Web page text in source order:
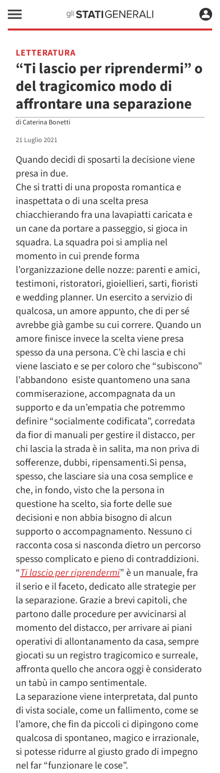
LETTERATURA
“Ti lascio per riprendermi” o
del tragicomico modo di
affrontare una separazione
diCaterina Bonetti
21 Luglio 2021
Quando decidi di sposarti la decisione viene
presa in due.
Che si tratti di una proposta romantica e
inaspettata o di una scelta presa
chiacchierando fra una lavapiatti caricata e
un cane da portare a passeggio, si gioca in
squadra. La squadra poi si amplia nel
momento in cui prende forma
l’organizzazione delle nozze: parenti e amici,
testimoni, ristoratori, gioiellieri, sarti, fioristi
e wedding planner. Un esercito a servizio di
qualcosa, un amore appunto, che di per sé
avrebbe già gambe su cui correre. Quando un
amore finisce invece la scelta viene presa
spesso da una persona. C’è chi lascia e chi
viene lasciato e se per coloro che “subiscono”
l’abbandono esiste quantomeno una sana
commiserazione, accompagnata da un
supporto e da un’empatia che potremmo
definire “socialmente codificata”, corredata
da fior di manuali per gestire il distacco, per
chi lascia la strada è in salita, ma non priva di
sofferenze, dubbi, ripensamenti.Si pensa,
spesso, che lasciare sia una cosa semplice e
che, in fondo, visto che la persona in
questione ha scelto, sia forte delle sue
decisioni e non abbia bisogno di alcun
supporto o accompagnamento. Nessuno ci
racconta cosa si nasconda dietro un percorso
spesso complicato e pieno di contraddizioni.
“Ti lascio per riprendermi” è un manuale, fra
il serio e il faceto, dedicato alle strategie per
la separazione. Grazie a brevi capitoli, che
partono dalle procedure per avvicinarsi al
momento del distacco, per arrivare ai piani
operativi di allontanamento da casa, sempre
giocati su un registro tragicomico e surreale,
affronta quello che ancora oggi è considerato
un tabù in campo sentimentale.
La separazione viene interpretata, dal punto
di vista sociale, come un fallimento, come se
l’amore, che fin da piccoli ci dipingono come
qualcosa di spontaneo, magico e irrazionale,
si potesse ridurre al giusto grado di impegno
nel far “funzionare le cose”.